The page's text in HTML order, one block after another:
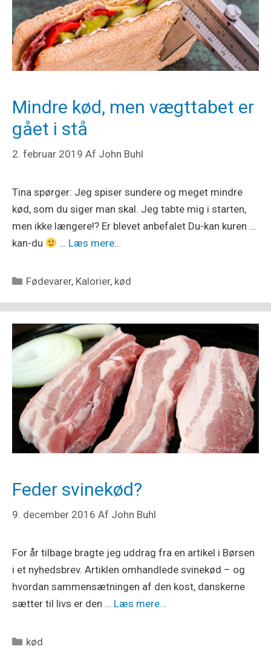
Mindre kød, men vægttabet er
gået i stå
2. februar 2019 Af John Buhl
Tina spørger: Jeg spiser sundere og meget mindre
kød, som du siger man skal. Jeg tabte mig i starten,
men ikke længere!? Er blevet anbefalet Du-kan kuren …
kan-du
… Læs mere…
Kategorier
Fødevarer, Kalorier, kød
Feder svinekød?
9. december 2016 Af John Buhl
For år tilbage bragte jeg uddrag fra en artikel i Børsen
i et nyhedsbrev. Artiklen omhandlede svinekød – og
hvordan sammensætningen af den kost, danskerne
sætter til livs er den … Læs mere…
Kategorier
kød